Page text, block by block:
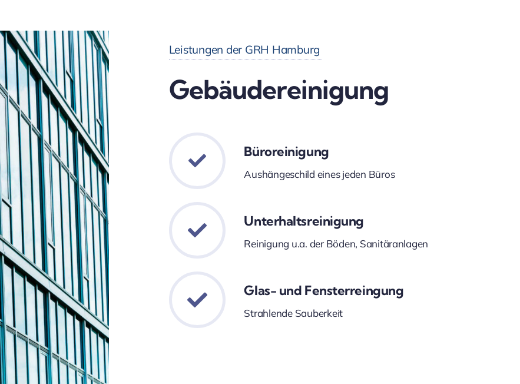
Leistungen der GRH Hamburg
Gebäudereinigung
Büroreinigung
Aushängeschild eines jeden Büros
Unterhaltsreinigung
Reinigung u.a. der Böden, Sanitäranlagen
Glas- und Fensterreingung
Strahlende Sauberkeit